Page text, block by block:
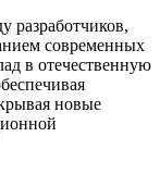
разработчиков,
современных
в отечественную
новые